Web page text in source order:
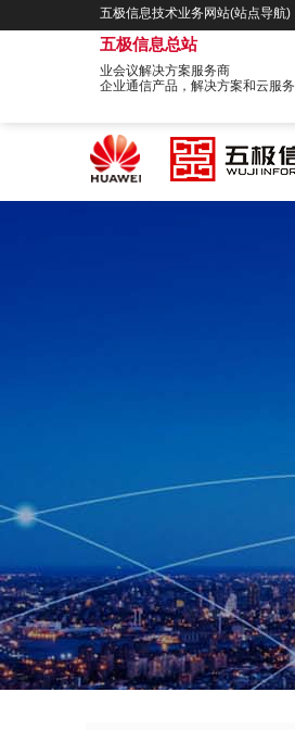
五极信息技术业务网站(站点导航)
五极信息总站
业会议解决方案服务商
企业通信产品，解决方案和云服务